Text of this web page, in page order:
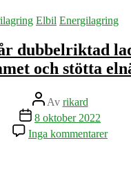
Kategorier
Elbil Energilagring
dubbelriktad
och stötta
Inläggsförfattare
Av rikard
Inläggsdatum
8 oktober 2022
Inga kommentarertill
Volvo